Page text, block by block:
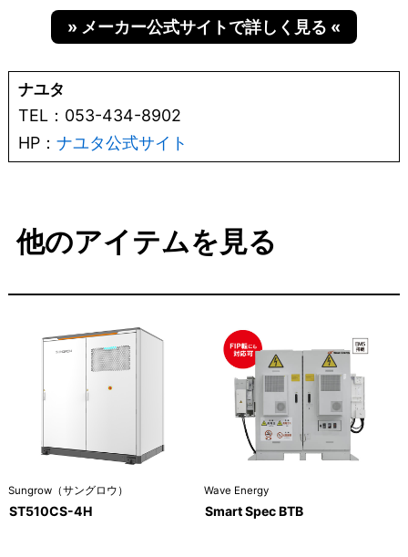
» メーカー公式サイトで詳しく見る «
ナユタ
TEL：053-434-8902
HP： ナユタ公式サイト
他のアイテムを見る
Sungrow（サングロウ）
ST510CS-4H
Wave Energy
Smart Spec BTB